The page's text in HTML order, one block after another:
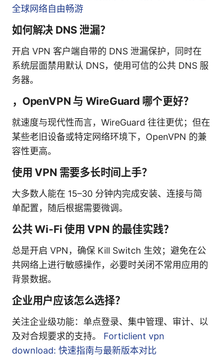
全球网络自由畅游
如何解决 DNS 泄漏？
开启 VPN 客户端自带的 DNS 泄漏保护，同时在
系统层面禁用默认 DNS，使用可信的公共 DNS 服
务器。
，OpenVPN 与 WireGuard 哪个更好？
就速度与现代性而言，WireGuard 往往更优；但在
某些老旧设备或特定网络环境下，OpenVPN 的兼
容性更高。
使用 VPN 需要多长时间上手？
大多数人能在 15–30 分钟内完成安装、连接与简
单配置，随后根据需要微调。
公共 Wi-Fi 使用 VPN 的最佳实践？
总是开启 VPN，确保 Kill Switch 生效；避免在公
共网络上进行敏感操作，必要时关闭不常用应用的
背景数据。
企业用户应该怎么选择？
关注企业级功能：单点登录、集中管理、审计、以
及对合规要求的支持。 Forticlient vpn
download: 快速指南与最新版本对比